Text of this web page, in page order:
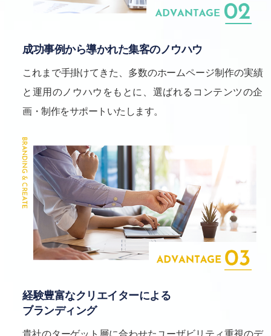
成功事例から導かれた集客のノウハウ
これまで手掛けてきた、多数のホームページ制作の実績
と運用のノウハウをもとに、選ばれるコンテンツの企
画・制作をサポートいたします。
経験豊富なクリエイターによる
ブランディング
貴社のターゲット層に合わせたユーザビリティ重視のデ